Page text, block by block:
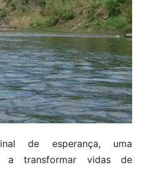
de esperança, uma
a transformar vidas de